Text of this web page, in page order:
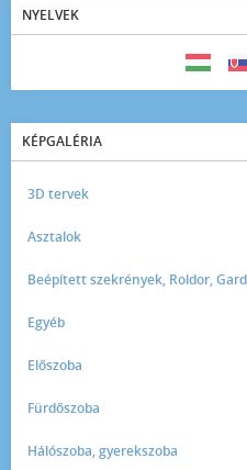
NYELVEK
KÉPGALÉRIA
3D tervek
Asztalok
Beépített szekrények, Roldor,
Egyéb
Előszoba
Fürdőszoba
Hálószoba, gyerekszoba